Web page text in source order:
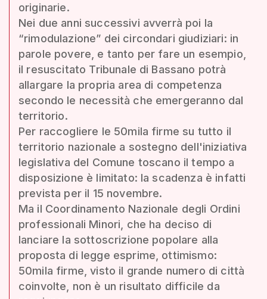
originarie.
Nei due anni successivi avverrà poi la
“rimodulazione” dei circondari giudiziari: in
parole povere, e tanto per fare un esempio,
il resuscitato Tribunale di Bassano potrà
allargare la propria area di competenza
secondo le necessità che emergeranno dal
territorio.
Per raccogliere le 50mila firme su tutto il
territorio nazionale a sostegno dell'iniziativa
legislativa del Comune toscano il tempo a
disposizione è limitato: la scadenza è infatti
prevista per il 15 novembre.
Ma il Coordinamento Nazionale degli Ordini
professionali Minori, che ha deciso di
lanciare la sottoscrizione popolare alla
proposta di legge esprime, ottimismo:
50mila firme, visto il grande numero di città
coinvolte, non è un risultato difficile da